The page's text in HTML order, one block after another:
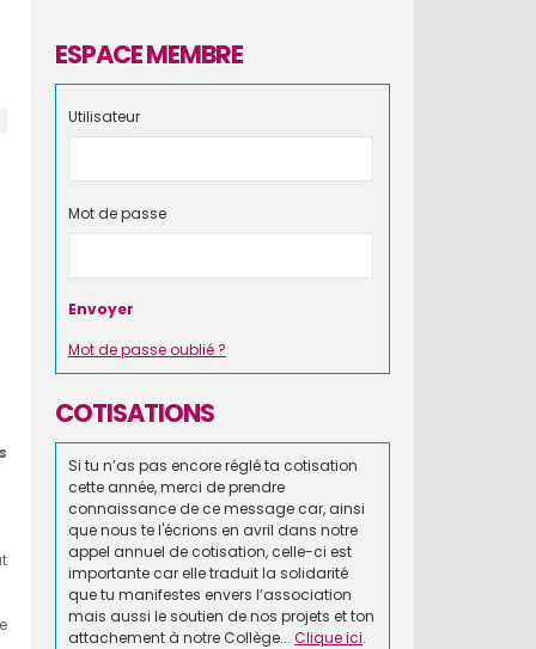
ESPACE MEMBRE
Utilisateur
Mot de passe
Mot de passe oublié ?
COTISATIONS
Si tu n’as pas encore réglé ta cotisation
cette année, merci de prendre
connaissance de ce message car, ainsi
que nous te l'écrions en avril dans notre
appel annuel de cotisation, celle-ci est
importante car elle traduit la solidarité
que tu manifestes envers l’association
mais aussi le soutien de nos projets et ton
attachement à notre Collège... Clique ici.